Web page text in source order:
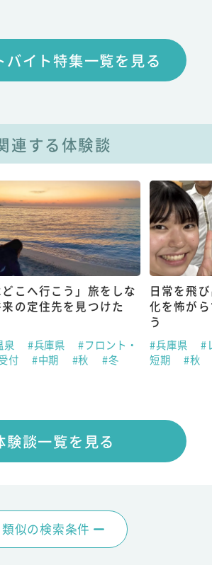
バイト特集一覧を見る
連する体験談
どこへ行こう」旅をしな
の定住先を見つけた
泉 #兵庫県
#フロント・
付
#中期 #秋 #冬
日常を飛
化を怖が
う
#兵庫県
#
短期
#秋
験談一覧を見る
類似の検索条件